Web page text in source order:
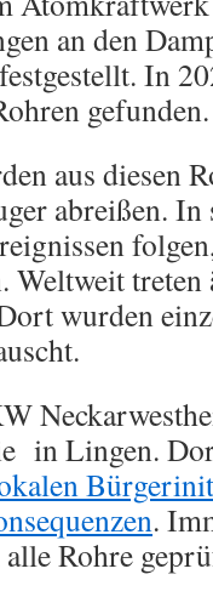
an den
In
gefunden.
aus diesen
abreißen. In
Weltweit treten
wurden
in Lingen.
.
Rohre